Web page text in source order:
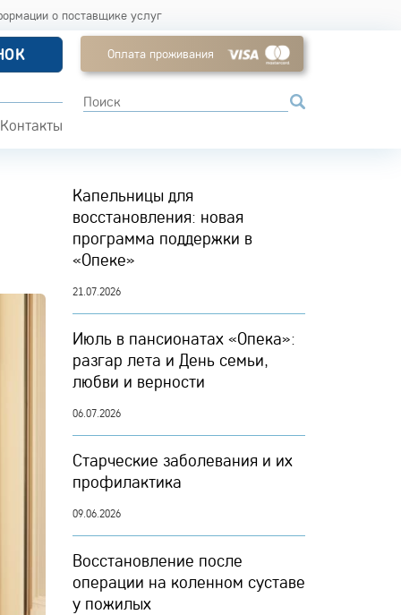
о поставщике услуг
Контакты
Оплата проживания
Капельницы для
восстановления: новая
программа поддержки в
«Опеке»
21.07.2026
Июль в пансионатах «Опека»:
разгар лета и День семьи,
любви и верности
06.07.2026
Старческие заболевания и их
профилактика
09.06.2026
Восстановление после
операции на коленном суставе
у пожилых